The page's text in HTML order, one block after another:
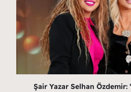
Şair Yazar Selhan